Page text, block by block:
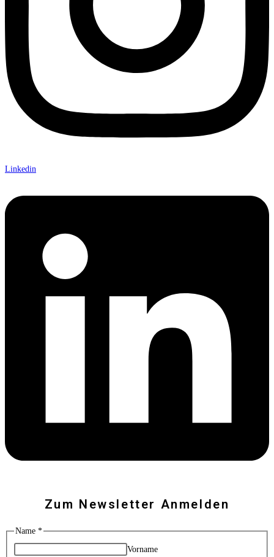
Linkedin
Zum Newsletter Anmelden
Name *
Vorname